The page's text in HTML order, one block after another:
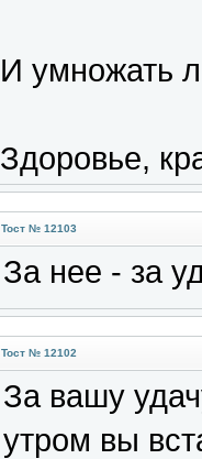
И умножать
Здоровье,
Тост № 12103
За нее - за
Тост № 12102
За вашу
утром вы